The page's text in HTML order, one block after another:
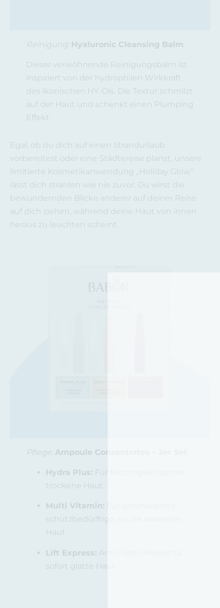
Reinigung: Hyaluronic Cleansing Balm
Dieser verwöhnende Reinigungsbalm ist
inspiriert von der hydrophilen Wirkkraft
des ikonischen HY-Öls. Die Textur schmilzt
auf der Haut und schenkt einen Plumping
Effekt.
Egal, ob du dich auf einen Strandurlaub
vorbereitest oder eine Städtereise planst, unsere
limitierte Kosmetikanwendung „Holiday Glow“
lässt dich strahlen wie nie zuvor. Du wirst die
bewundernden Blicke anderer auf deiner Reise
auf dich ziehen, während deine Haut von innen
heraus zu leuchten scheint.
Pflege: Ampoule Concentrates – 3er Set
Hydra Plus: Für feuchtigkeitsarme,
trockene Haut.
Multi Vitamin:
schutzbedürftige, müde wirkende
Haut
Lift Express: Anti-Falten Power für
sofort glatte Haut